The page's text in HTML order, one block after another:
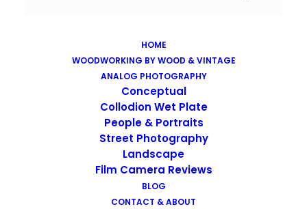
HOME
WOODWORKING BY WOOD & VINTAGE
ANALOG PHOTOGRAPHY
Conceptual
Collodion Wet Plate
People & Portraits
Street Photography
Landscape
Film Camera Reviews
BLOG
CONTACT & ABOUT
Images tagged "graffiti"
Images tagged "graffiti"